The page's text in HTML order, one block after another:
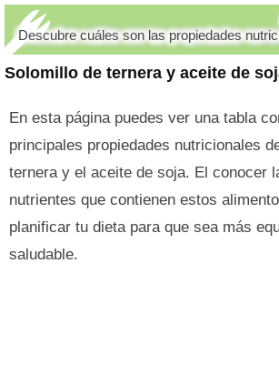
Solomillo de ternera y aceite de
Descubre cuáles son las propiedades
En esta página puedes ver una tabla
principales propiedades nutricionales
ternera y el aceite de soja. El conocer
nutrientes que contienen estos
planificar tu dieta para que sea más
saludable.